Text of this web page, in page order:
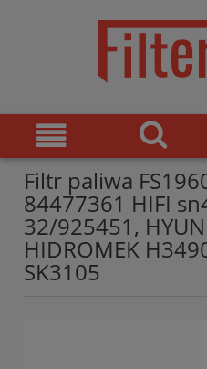
Filtr paliwa
84477361 HIFI
32/925451,
HIDROMEK
SK3105